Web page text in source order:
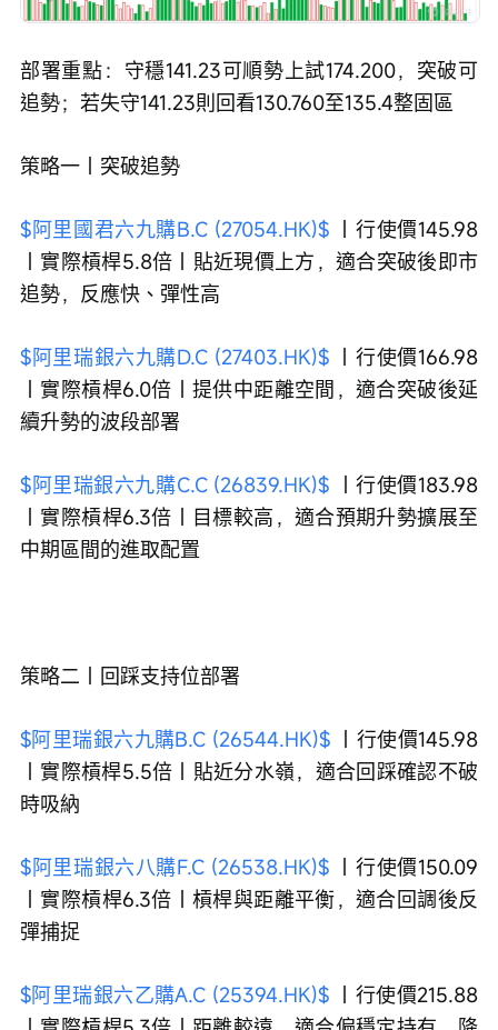
部署重點：守穩141.23可順勢上試174.200，突破可
追勢；若失守141.23則回看130.760至135.4整固區
策略一｜突破追勢
$阿里國君六九購B.C (27054.HK)$ ｜行使價145.98
｜實際槓桿5.8倍｜貼近現價上方，適合突破後即市
追勢，反應快、彈性高
$阿里瑞銀六九購D.C (27403.HK)$ ｜行使價166.98
｜實際槓桿6.0倍｜提供中距離空間，適合突破後延
續升勢的波段部署
$阿里瑞銀六九購C.C (26839.HK)$ ｜行使價183.98
｜實際槓桿6.3倍｜目標較高，適合預期升勢擴展至
中期區間的進取配置
策略二｜回踩支持位部署
$阿里瑞銀六九購B.C (26544.HK)$ ｜行使價145.98
｜實際槓桿5.5倍｜貼近分水嶺，適合回踩確認不破
時吸納
$阿里瑞銀六八購F.C (26538.HK)$ ｜行使價150.09
｜實際槓桿6.3倍｜槓桿與距離平衡，適合回調後反
彈捕捉
$阿里瑞銀六乙購A.C (25394.HK)$ ｜行使價215.88